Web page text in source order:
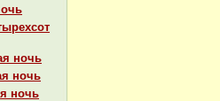
ночь
ночь
ночь